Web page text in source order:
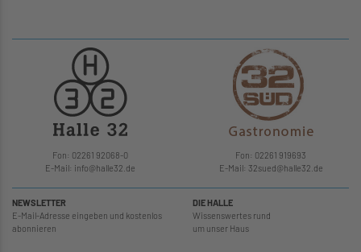
Fon: 02261 92068-0
E-Mail: info@halle32.de
Fon: 02261 919693
E-Mail: 32sued@halle32.de
NEWSLETTER
E-Mail-Adresse eingeben und kostenlos
abonnieren
DIE HALLE
Wissenswertes rund
um unser Haus